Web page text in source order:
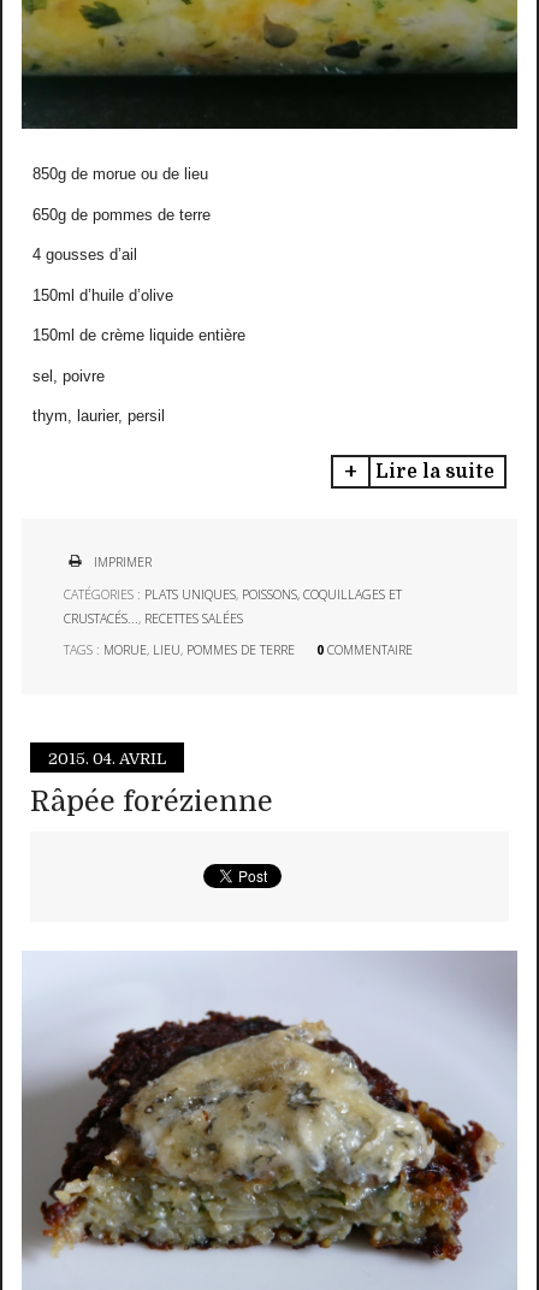
850g de morue ou de lieu
650g de pommes de terre
4 gousses d’ail
150ml d’huile d’olive
150ml de crème liquide entière
sel, poivre
thym, laurier, persil
Lire la suite
IMPRIMER
CATÉGORIES : PLATS UNIQUES, POISSONS, COQUILLAGES ET
CRUSTACÉS... , RECETTES SALÉES
TAGS : MORUE, LIEU, POMMES DE TERRE 0 COMMENTAIRE
2015. 04. AVRIL
Râpée forézienne